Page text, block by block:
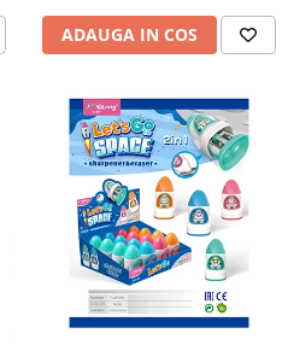
ADAUGA IN COS